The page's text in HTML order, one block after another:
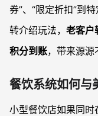
券”、“限定折扣”到
转介绍玩法， 老客户
积分到账，带来源源
餐饮系统如何与
小型餐饮店如果同